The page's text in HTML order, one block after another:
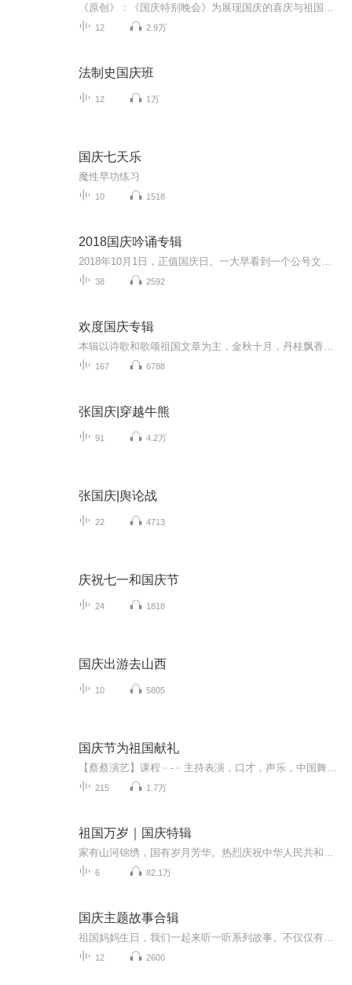
12 2.9万
法制史国庆班
12 1万
国庆七天乐
魔性早功练习
10 1518
2018国庆吟诵专辑
38 2592
欢度国庆专辑
167 6788
张国庆|穿越牛熊
91 4.2万
张国庆|舆论战
22 4713
庆祝七一和国庆节
24 1818
国庆出游去山西
10 5805
国庆节为祖国献礼
215 1.7万
祖国万岁｜国庆特辑
6 82.1万
国庆主题故事合辑
12 2600